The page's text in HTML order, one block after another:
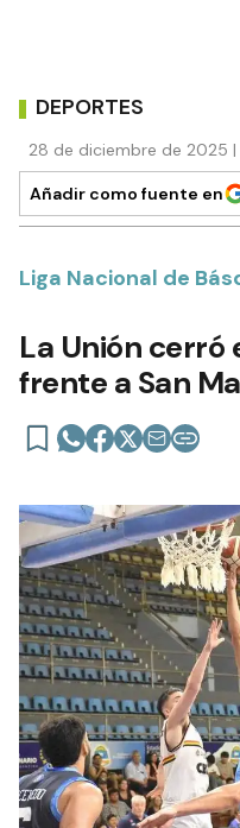
DEPORTES
28 de diciembre de 2025
Añadir como fuente en
Liga Nacional de
La Unión cerró
frente a San